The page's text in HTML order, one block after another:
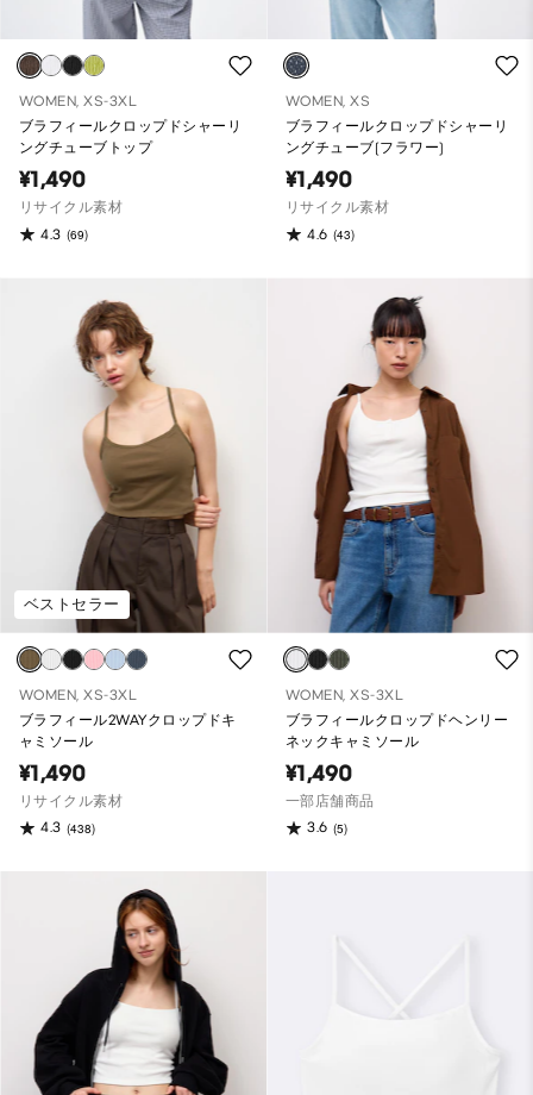
WOMEN, XS-3XL
ブラフィールクロップドシャーリ
ングチューブトップ
¥1,490
リサイクル素材
4.3 (69)
WOMEN, XS
ブラフィールクロップドシャーリ
ングチューブ(フラワー)
¥1,490
リサイクル素材
4.6 (43)
ベストセラー
WOMEN, XS-3XL
ブラフィール2WAYクロップドキ
ャミソール
¥1,490
リサイクル素材
4.3 (438)
WOMEN, XS-3XL
ブラフィールクロップドヘンリー
ネックキャミソール
¥1,490
一部店舗商品
3.6 (5)